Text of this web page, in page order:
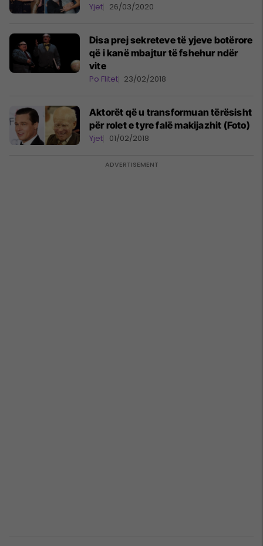
Yjet 26/03/2020
Disa prej sekreteve të yjeve botërore
që i kanë mbajtur të fshehur ndër
vite
Po Flitet 23/02/2018
Aktorët që u transformuan tërësisht
për rolet e tyre falë makijazhit (Foto)
Yjet 01/02/2018